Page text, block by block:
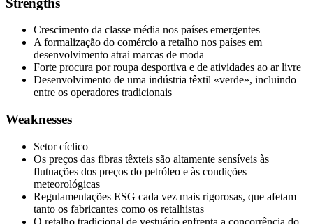
Crescimento da classe média nos países emergentes
A formalização do comércio a retalho nos países em
desenvolvimento atrai marcas de moda
Forte procura por roupa desportiva e de atividades ao ar livre
Desenvolvimento de uma indústria têxtil «verde», incluindo
entre os operadores tradicionais
Weaknesses
Setor cíclico
Os preços das fibras têxteis são altamente sensíveis às
flutuações dos preços do petróleo e às condições
meteorológicas
Regulamentações ESG cada vez mais rigorosas, que afetam
tanto os fabricantes como os retalhistas
O retalho tradicional de vestuário enfrenta a concorrência do